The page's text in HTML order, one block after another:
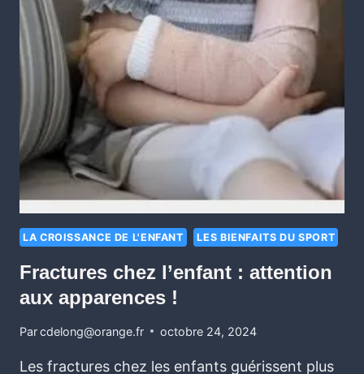
LA CROISSANCE DE L'ENFANT LES BIENFAITS DU SPORT
Fractures chez l’enfant : attention
aux apparences !
Parcdelong@orange.fr octobre 24, 2024
Les fractures chez les enfants guérissent plus